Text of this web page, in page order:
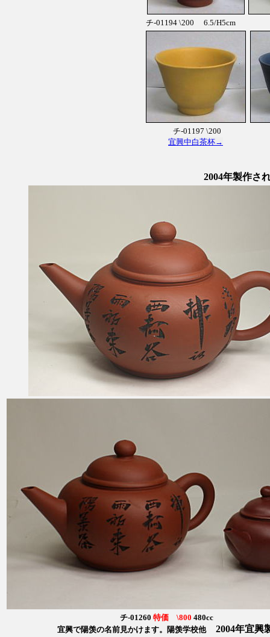
チ-01194 \200 6.5/H5cm
チ-01197 \200
宜興中白茶杯→
2004年製作
チ-01260 特価 \800 480cc
宜興で陽羡の名前見かけます。陽羡学校他
2004年宜興